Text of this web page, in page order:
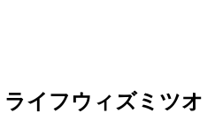
ライフウィズミツオ